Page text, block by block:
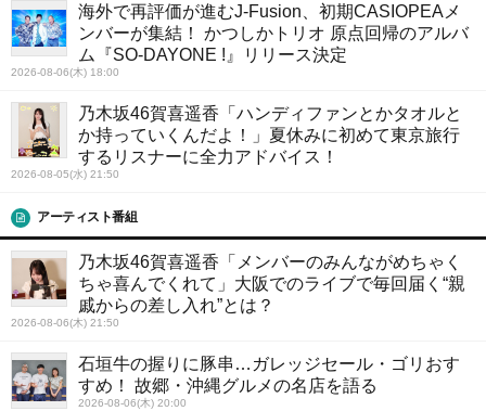
海外で再評価が進むJ-Fusion、初期CASIOPEAメ
ンバーが集結！ かつしかトリオ 原点回帰のアルバ
ム『SO-DAYONE !』リリース決定
2026-08-06(木) 18:00
乃木坂46賀喜遥香「ハンディファンとかタオルと
か持っていくんだよ！」夏休みに初めて東京旅行
するリスナーに全力アドバイス！
2026-08-05(水) 21:50
アーティスト番組
乃木坂46賀喜遥香「メンバーのみんながめちゃく
ちゃ喜んでくれて」大阪でのライブで毎回届く“親
戚からの差し入れ”とは？
2026-08-06(木) 21:50
石垣牛の握りに豚串…ガレッジセール・ゴリおす
すめ！ 故郷・沖縄グルメの名店を語る
2026-08-06(木) 20:00